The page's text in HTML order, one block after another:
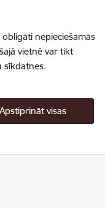
nepieciešamās
vietnē var tikt
sīkdatnes.
Apstiprināt visas